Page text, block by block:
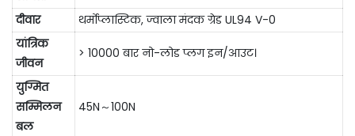
दीवार
थर्मोप्लास्टिक, ज्वाला मंदक ग्रेड UL94 V-0
यांत्रिक
जीवन
> 10000 बार नो-लोड प्लग इन/आउट।
युग्मित
सम्मिलन
बल
45N～100N